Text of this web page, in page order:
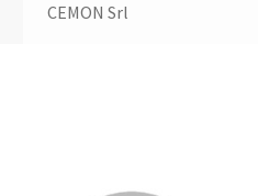
CEMON Srl